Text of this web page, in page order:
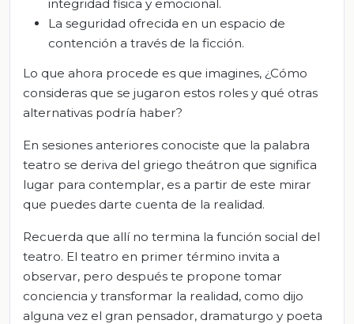
integridad física y emocional.
La seguridad ofrecida en un espacio de
contención a través de la ficción.
Lo que ahora procede es que imagines, ¿Cómo
consideras que se jugaron estos roles y qué otras
alternativas podría haber?
En sesiones anteriores conociste que la palabra
teatro se deriva del griego theátron que significa
lugar para contemplar, es a partir de este mirar
que puedes darte cuenta de la realidad.
Recuerda que allí no termina la función social del
teatro. El teatro en primer término invita a
observar, pero después te propone tomar
conciencia y transformar la realidad, como dijo
alguna vez el gran pensador, dramaturgo y poeta